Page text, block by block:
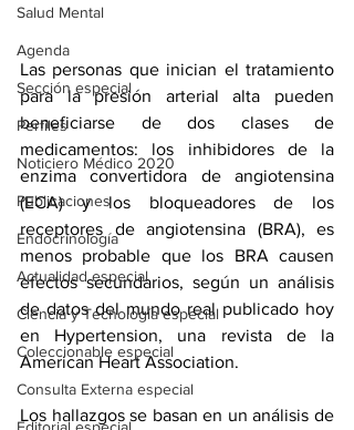
Salud Mental
Agenda
Sección especial
Perfiles
Noticiero Médico 2020
Publicaciones
Endocrinología
Actualidad especial
Ciencia y Tecnología especial
Coleccionable especial
Consulta Externa especial
Las personas que inician el tratamiento
para la presión arterial alta pueden
beneficiarse de dos clases de
medicamentos: los inhibidores de la
enzima convertidora de angiotensina
(ECA) y los bloqueadores de los
receptores de angiotensina (BRA), es
menos probable que los BRA causen
efectos secundarios, según un análisis
de datos del mundo real publicado hoy
en Hypertension, una revista de la
American Heart Association.
Los hallazgos se basan en un análisis de